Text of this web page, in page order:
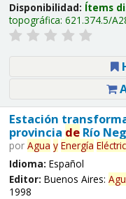
Disponibilidad: Ítems
topográfica: 621.374.5/
Estación
provincia deRío
por Agua y Energía
Idioma: Español
Editor: Buenos Aires:
1998